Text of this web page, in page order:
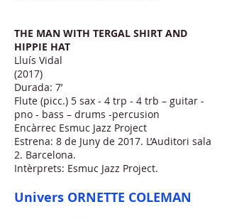
THE MAN WITH TERGAL SHIRT AND
HIPPIE HAT
Lluís Vidal
(2017)
Durada: 7’
Flute (picc.) 5 sax - 4 trp - 4 trb – guitar -
pno - bass – drums -percusion
Encàrrec Esmuc Jazz Project
Estrena: 8 de Juny de 2017. L’Auditori sala
2. Barcelona.
Intèrprets: Esmuc Jazz Project.
Univers ORNETTE COLEMAN